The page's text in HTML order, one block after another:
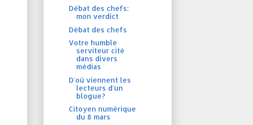
Débat des chefs:
mon verdict
Débat des chefs
Votre humble
serviteur cité
dans divers
médias
D'où viennent les
lecteurs d'un
blogue?
Citoyen numérique
du 8 mars